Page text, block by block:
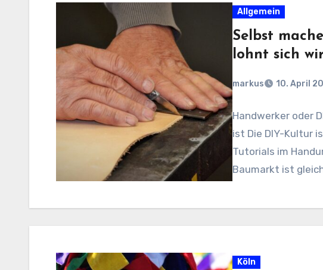
Allgemein
Selbst
lohnt sich
markus 10. April
Handwerker oder
ist Die DIY-Kultur
Tutorials im
Baumarkt ist
Köln